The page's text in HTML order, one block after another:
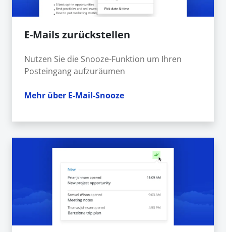
E-Mails zurückstellen
Nutzen Sie die Snooze-Funktion um Ihren
Posteingang aufzuräumen
Mehr über E-Mail-Snooze